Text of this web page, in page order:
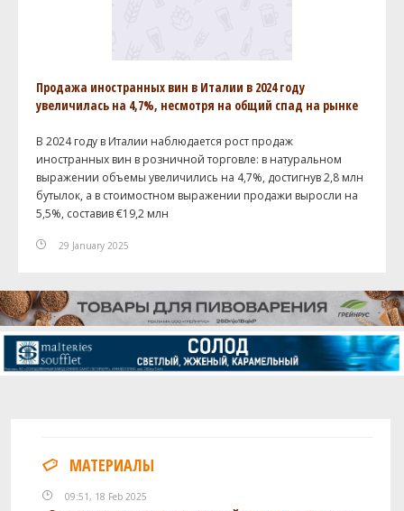
Продажа иностранных вин в Италии в 2024 году
увеличилась на 4,7%, несмотря на общий спад на рынке
В 2024 году в Италии наблюдается рост продаж
иностранных вин в розничной торговле: в натуральном
выражении объемы увеличились на 4,7%, достигнув 2,8 млн
бутылок, а в стоимостном выражении продажи выросли на
5,5%, составив €19,2 млн
29 January 2025
МАТЕРИАЛЫ
09:51, 18 Feb 2025